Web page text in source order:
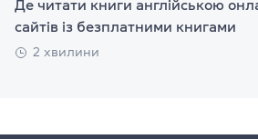
Де читати книги англійською
сайтів із безплатними книгами
2 хвилини